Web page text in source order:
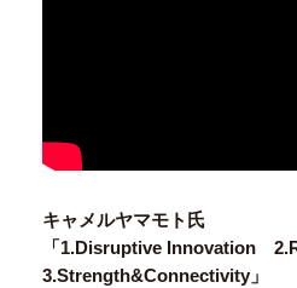
キャメルヤマモト氏
「1.Disruptive Innovation
3.Strength&Connectivity」